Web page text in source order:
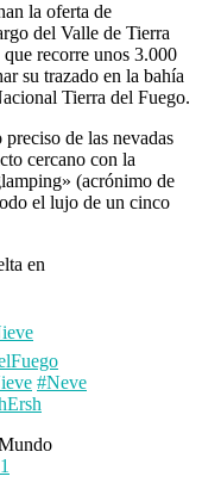
la oferta de
del Valle de Tierra
recorre unos 3.000
su trazado en la bahía
Tierra del Fuego.
de las nevadas
cercano con la
(acrónimo de
el lujo de un cinco
en
#Neve